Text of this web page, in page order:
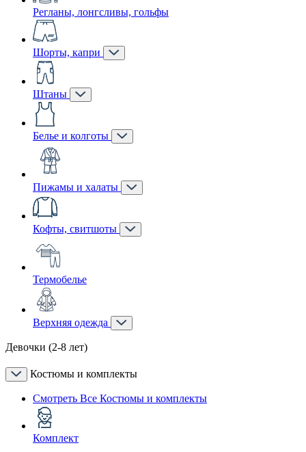
Регланы, лонгсливы, гольфы
Шорты, капри
Штаны
Белье и колготы
Пижамы и халаты
Кофты, свитшоты
Термобелье
Верхняя одежда
Девочки (2-8 лет)
Костюмы и комплекты
Смотреть Все Костюмы и комплекты
Комплект